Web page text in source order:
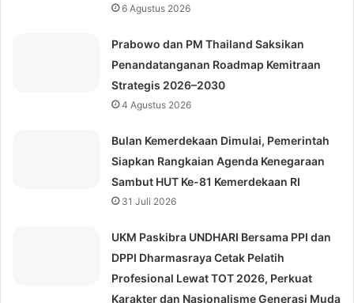
6 Agustus 2026
Prabowo dan PM Thailand Saksikan
Penandatanganan Roadmap Kemitraan
Strategis 2026–2030
4 Agustus 2026
Bulan Kemerdekaan Dimulai, Pemerintah
Siapkan Rangkaian Agenda Kenegaraan
Sambut HUT Ke-81 Kemerdekaan RI
31 Juli 2026
UKM Paskibra UNDHARI Bersama PPI dan
DPPI Dharmasraya Cetak Pelatih
Profesional Lewat TOT 2026, Perkuat
Karakter dan Nasionalisme Generasi Muda